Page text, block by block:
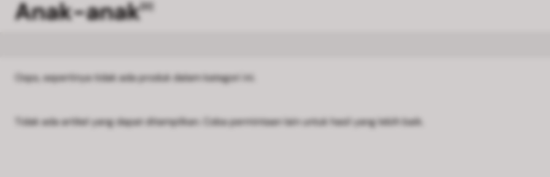
Anak-anak[0]
Oops, sepertinya tidak ada produk dalam kategori ini.
Tidak ada artikel yang dapat ditampilkan. Coba permintaan lain untuk hasil yang lebih baik.